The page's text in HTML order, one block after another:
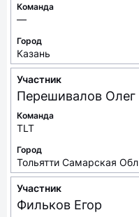
Команда
—
Город
Казань
Участник
Перешивалов Олег
Команда
TLT
Город
Тольятти Самарская Обл
Участник
Фильков Егор